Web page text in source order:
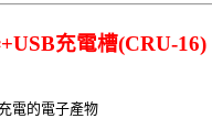
充電槽(CRU-16)
電的電子產物